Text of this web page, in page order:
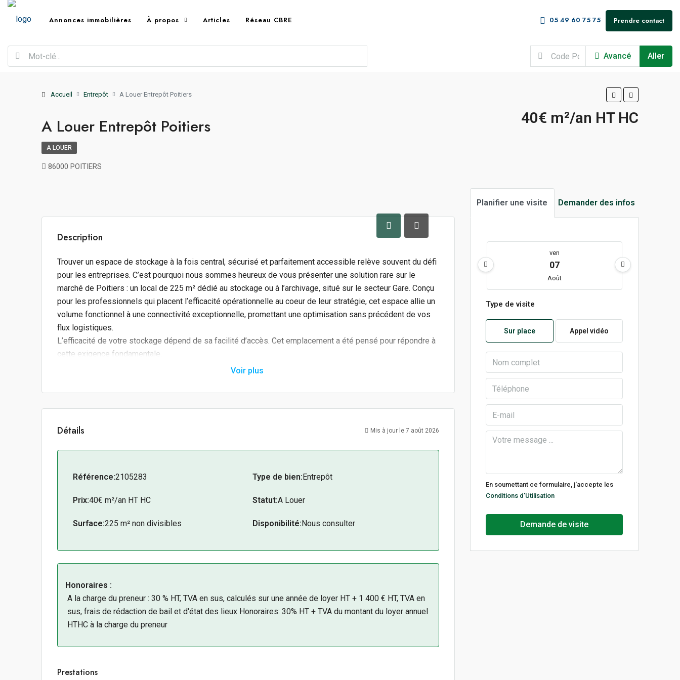
Annonces immobilières À propos Articles Réseau CBRE 05 49 60 75 75 Prendre contact
Avancé Aller
Accueil Entrepôt A Louer Entrepôt Poitiers
A Louer Entrepôt Poitiers 40€ m²/an HT HC
A LOUER
86000 POITIERS
Description
Trouver un espace de stockage à la fois central, sécurisé et parfaitement accessible relève souvent du défi
pour les entreprises. C’est pourquoi nous sommes heureux de vous présenter une solution rare sur le
marché de Poitiers : un local de 225 m² dédié au stockage ou à l’archivage, situé sur le secteur Gare. Conçu
pour les professionnels qui placent l’efficacité opérationnelle au coeur de leur stratégie, cet espace allie un
volume fonctionnel à une connectivité exceptionnelle, promettant une optimisation sans précédent de vos
flux logistiques.
L’efficacité de votre stockage dépend de sa facilité d’accès. Cet emplacement a été pensé pour répondre à
cette exigence fondamentale.
Connexion directe aux axes majeurs : Situé sur un boulevard principal, le local permet de rejoindre l’autoroute
flexibilité logistique rare en centre-ville, simplifiant les déplacements de vos équipes et la gestion de vos
Facilité de man’uvre et de desserte : L’environnement est adapté aux opérations de chargement et de d
Voir plus
Détails Mis à jour le 7 août 2026
Référence:2105283
Prix:40€ m²/an HT HC
Surface:225 m² non divisibles
Type de bien:Entrepôt
Statut:A Louer
Disponibilité:Nous consulter
Honoraires :
A la charge du preneur : 30 % HT, TVA en sus, calculés sur une année de loyer HT + 1 400 € HT, TVA en
sus, frais de rédaction de bail et d'état des lieux Honoraires: 30% HT + TVA du montant du loyer annuel
HTHC à la charge du preneur
Prestations
Planifier une visite Demander des infos
ven
07
Août
10
11
12
13
Août
ven
14
Type de visite
Sur place Appel vidéo
En soumettant ce formulaire, j'accepte les
Conditions d'Utilisation
Demande de visite